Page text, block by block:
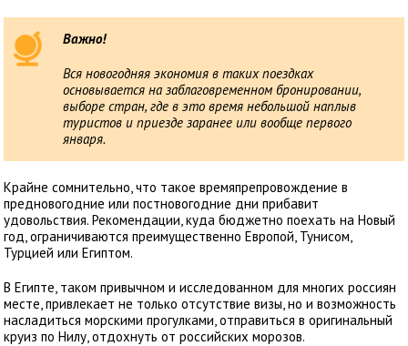
Важно!
Вся новогодняя экономия в таких поездках
основывается на заблаговременном бронировании,
выборе стран, где в это время небольшой наплыв
туристов и приезде заранее или вообще первого
января.
Крайне сомнительно, что такое времяпрепровождение в
предновогодние или постновогодние дни прибавит
удовольствия. Рекомендации, куда бюджетно поехать на Новый
год, ограничиваются преимущественно Европой, Тунисом,
Турцией или Египтом.
В Египте, таком привычном и исследованном для многих россиян
месте, привлекает не только отсутствие визы, но и возможность
насладиться морскими прогулками, отправиться в оригинальный
круиз по Нилу, отдохнуть от российских морозов.